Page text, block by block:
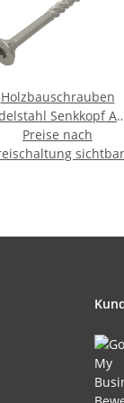
Holzbauschrauben
Senkkopf A2
4,0 x 40 mm -
500 Stk
Preise nach
sichtbar